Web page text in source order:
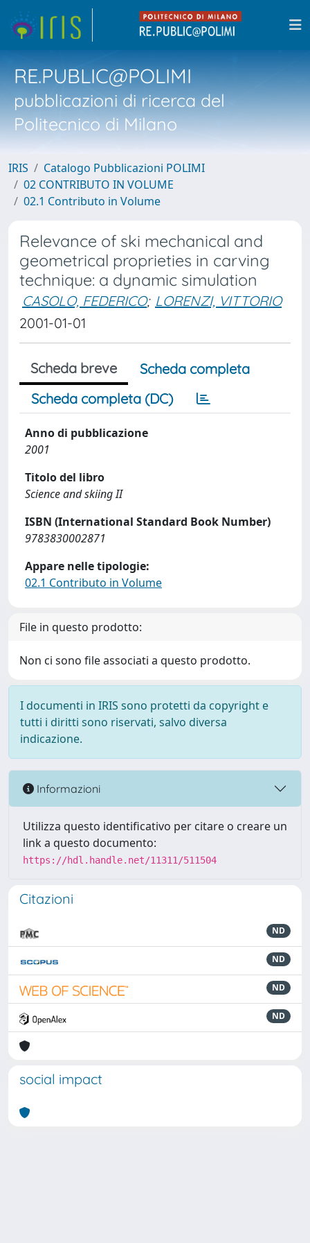
RE.PUBLIC@POLIMI
pubblicazioni di ricerca del
Politecnico di Milano
IRIS
Catalogo Pubblicazioni POLIMI
02 CONTRIBUTO IN VOLUME
02.1 Contributo in Volume
Relevance of ski mechanical and
geometrical proprieties in carving
technique: a dynamic simulation
CASOLO, FEDERICO; LORENZI, VITTORIO
2001-01-01
Scheda breve
Scheda completa
Scheda completa (DC)
Anno di pubblicazione
2001
Titolo del libro
Science and skiing II
ISBN (International Standard Book Number)
9783830002871
Appare nelle tipologie:
02.1 Contributo in Volume
File in questo prodotto:
Non ci sono file associati a questo prodotto.
I documenti in IRIS sono protetti da copyright e
tutti i diritti sono riservati, salvo diversa
indicazione.
Informazioni
Utilizza questo identificativo per citare o creare un
link a questo documento:
https://hdl.handle.net/11311/511504
Citazioni
ND
ND
ND
ND
social impact